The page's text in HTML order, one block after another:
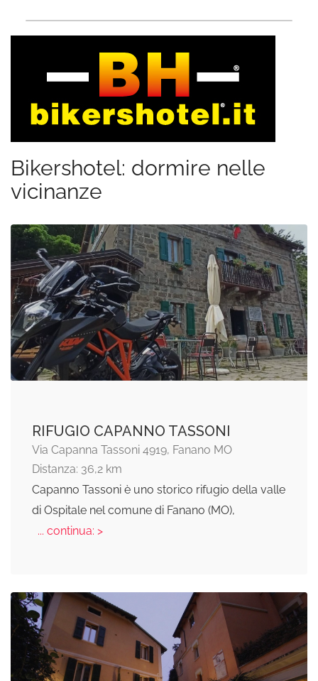
Bikershotel: dormire nelle
vicinanze
RIFUGIO CAPANNO TASSONI
Via Capanna Tassoni 4919, Fanano MO
Distanza: 36,2 km
Capanno Tassoni è uno storico rifugio della valle
di Ospitale nel comune di Fanano (MO),
... continua: >